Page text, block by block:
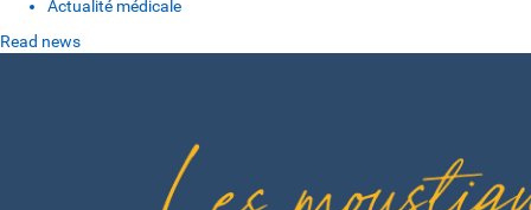
Actualité médicale
Read news